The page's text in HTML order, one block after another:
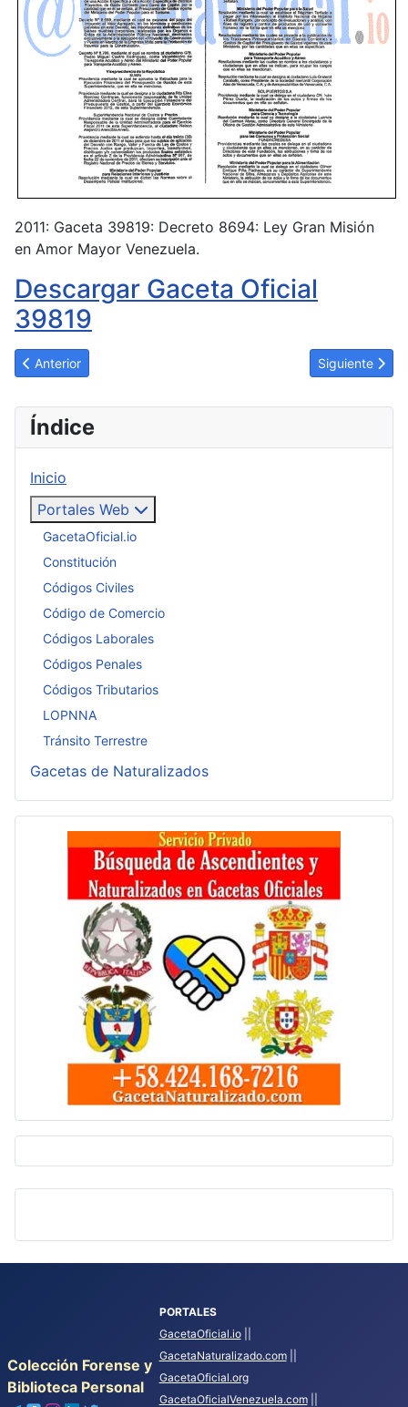
2011: Gaceta 39819: Decreto 8694: Ley Gran Misión
en Amor Mayor Venezuela.
Descargar Gaceta Oficial
39819
Artículo anterior: Ley Gran Misión en Amor Mayor Venezuela:
Anterior Artículo
Siguiente
Índice
Inicio
Portales Web
GacetaOficial.io
Constitución
Códigos Civiles
Código de Comercio
Códigos Laborales
Códigos Penales
Códigos Tributarios
LOPNNA
Tránsito Terrestre
Gacetas de Naturalizados
Colección Forense y
Biblioteca Personal
PORTALES
GacetaOficial.io||
GacetaNaturalizado.com||
GacetaOficial.org
GacetaOficialVenezuela.com||